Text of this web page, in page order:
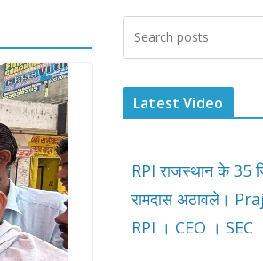
Latest Video
RPI राजस्थान के 35
रामदास अठावले।
RPI । CEO । SEC